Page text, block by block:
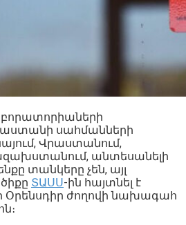
սահմանների
Վրաստանում,
անտեսանելի
տանկերը չեն, այլ
ՏԱՍՍ-ին հայտնել է
Օրենսդիր ժողովի նախագահ